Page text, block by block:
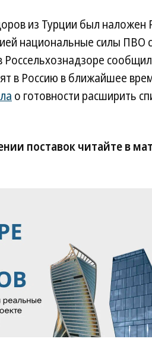
из Турции был наложен
национальные силы ПВО
Россельхознадзоре
в Россию в ближайшее
о готовности расширить
поставок читайте в